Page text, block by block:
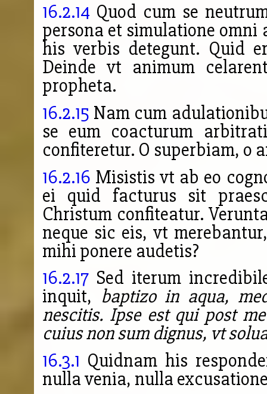
16.2.14 Quod cum se
persona et simulatione
his verbis detegunt. Quid
Deinde vt animum
propheta.
16.2.15 Nam cum
se eum coacturum
confiteretur. O superbiam, o
16.2.16 Misistis vt ab eo
ei quid facturus sit
Christum confiteatur.
neque sic eis, vt
mihi ponere audetis?
16.2.17Sed iterum
inquit, baptizo in aqua,
nescitis. Ipse est qui post
cuius non sum dignus, vt
16.3.1 Quidnam his
nulla venia, nulla